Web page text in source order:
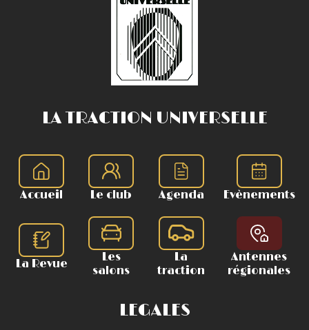
LA TRACTION UNIVERSELLE
Accueil Le club Agenda Evènements
La Revue
Les
salons
La
traction
Antennes
régionales
LEGALES